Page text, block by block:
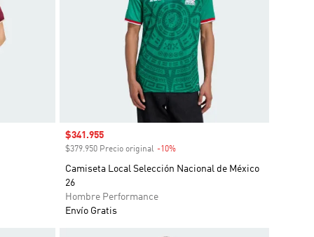
Precio de venta
$341.955
$379.950 Precio original -10%Descuento
Camiseta Local Selección Nacional de México
26
Hombre Performance
Envío Gratis